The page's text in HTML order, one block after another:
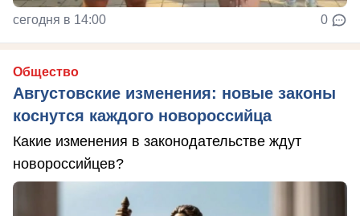
сегодня в 14:00 0
Общество
Августовские изменения: новые законы
коснутся каждого новороссийца
Какие изменения в законодательстве ждут
новороссийцев?